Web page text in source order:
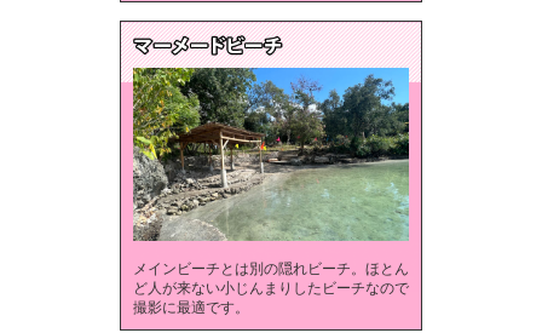
メインビーチとは別の隠れビーチ。ほとん
ど人が来ない小じんまりしたビーチなので
撮影に最適です。